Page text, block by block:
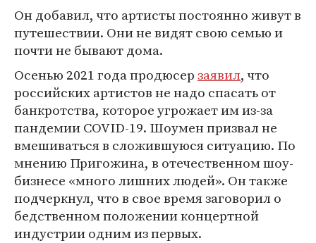
Он добавил, что артисты постоянно живут в
путешествии. Они не видят свою семью и
почти не бывают дома.
Осенью 2021 года продюсерзаявил, что
российских артистов не надо спасать от
банкротства, которое угрожает им из-за
пандемии COVID-19. Шоумен призвал не
вмешиваться в сложившуюся ситуацию. По
мнению Пригожина, в отечественном шоу-
бизнесе «много лишних людей». Он также
подчеркнул, что в свое время заговорил о
бедственном положении концертной
индустрии одним из первых.